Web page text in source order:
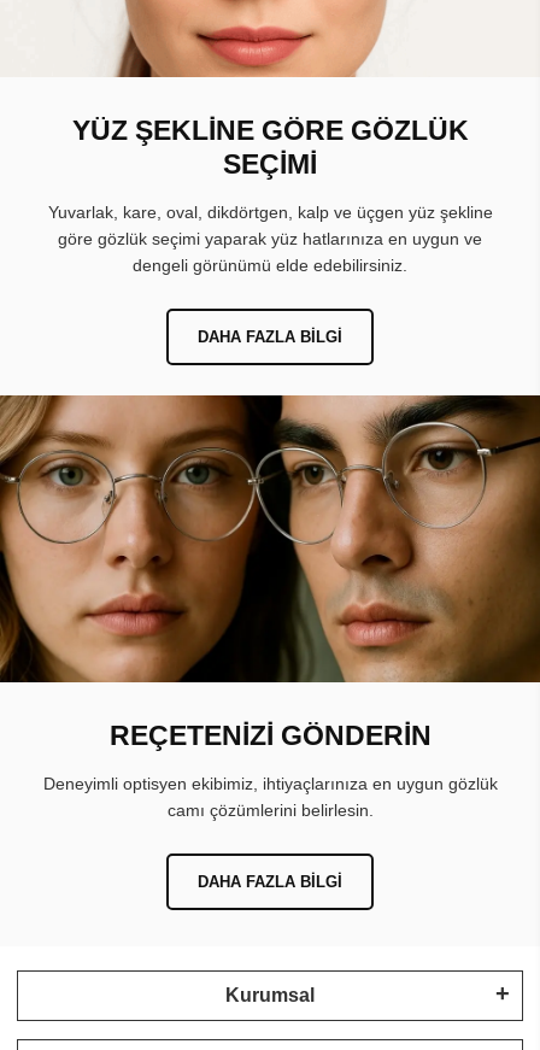
YÜZ ŞEKLİNE GÖRE GÖZLÜK
SEÇİMİ
Yuvarlak, kare, oval, dikdörtgen, kalp ve üçgen yüz şekline
göre gözlük seçimi yaparak yüz hatlarınıza en uygun ve
dengeli görünümü elde edebilirsiniz.
DAHA FAZLA BILGI
REÇETENİZİ GÖNDERİN
Deneyimli optisyen ekibimiz, ihtiyaçlarınıza en uygun gözlük
camı çözümlerini belirlesin.
DAHA FAZLA BILGI
Kurumsal